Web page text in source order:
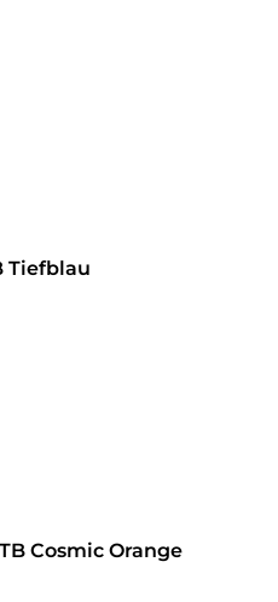
Tiefblau
Cosmic Orange